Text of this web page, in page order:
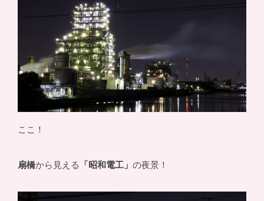
ここ！
扇橋から見える 「昭和電工」 の夜景！